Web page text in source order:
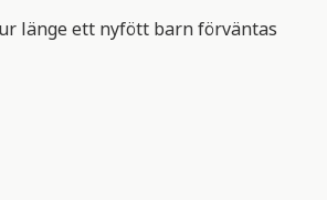
länge ett nyfött barn förväntas